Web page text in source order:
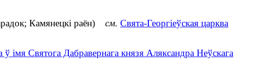
Камянецкі раён) см. Свята-Георгіеўская царква
ў імя Святога Дабравернага князя Аляксандра Неўскага